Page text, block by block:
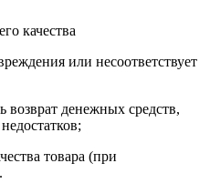
качества
или несоответствует
возврат денежных средств,
товара (при